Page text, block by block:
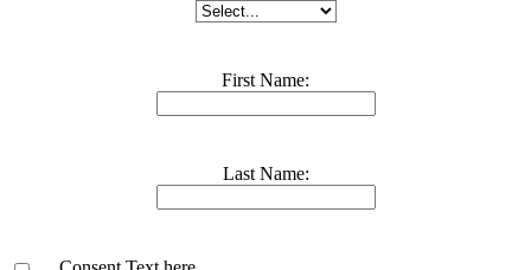
First Name:
Last Name: